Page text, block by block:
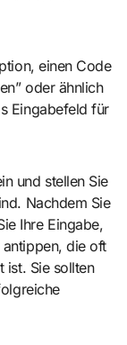
einen Code
oder ähnlich
Eingabefeld für
und stellen Sie
Nachdem Sie
Ihre Eingabe,
antippen, die oft
ist. Sie sollten